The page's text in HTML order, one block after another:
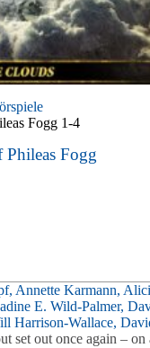
Fogg 1-4
Fogg
Annette Karmann,
E. Wild-Palmer,
Harrison-Wallace,
set out once again –